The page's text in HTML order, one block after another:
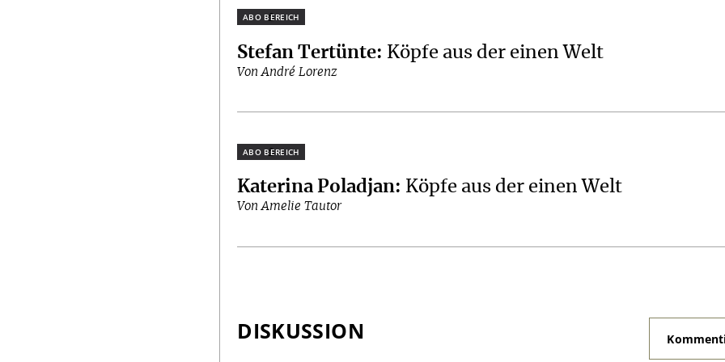
Plus
Stefan Tertünte: Köpfe aus der einen Welt
Von André Lorenz
Plus
Katerina Poladjan: Köpfe aus der einen Welt
Von Amelie Tautor
DISKUSSION